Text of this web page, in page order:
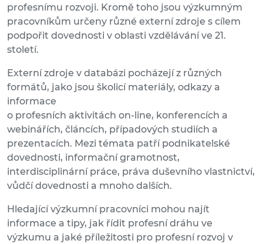
profesnímu rozvoji. Kromě toho jsou výzkumným
pracovníkům určeny různé externí zdroje s cílem
podpořit dovednosti v oblasti vzdělávání ve 21.
století.
Externí zdroje v databázi pocházejí z různých
formátů, jako jsou školicí materiály, odkazy a
informace
o profesních aktivitách on-line, konferencích a
webinářích, článcích, případových studiích a
prezentacích. Mezi témata patří podnikatelské
dovednosti, informační gramotnost,
interdisciplinární práce, práva duševního vlastnictví,
vůdčí dovednosti a mnoho dalších.
Hledající výzkumní pracovníci mohou najít
informace a tipy, jak řídit profesní dráhu ve
výzkumu a jaké příležitosti pro profesní rozvoj v